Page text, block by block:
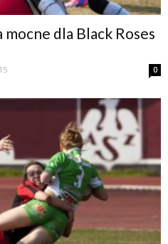
mocne dla Black Roses
0